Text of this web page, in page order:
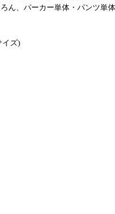
ん、パーカー単体・パンツ単
イズ)